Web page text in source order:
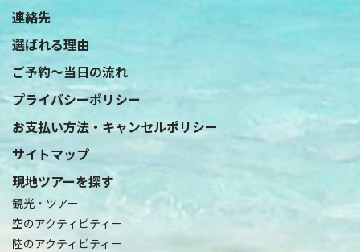
連絡先
選ばれる理由
ご予約〜当日の流れ
プライバシーポリシー
お支払い方法・キャンセルポリシー
サイトマップ
現地ツアーを探す
観光・ツアー
空のアクティビティー
陸のアクティビティー